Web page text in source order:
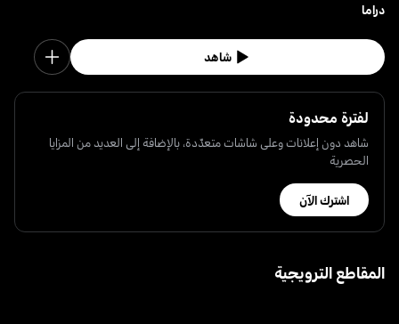
دراما
شاهد
لفترة محدودة
شاهد دون إعلانات وعلى شاشات متعدّدة، بالإضافة إلى العديد من المزايا
الحصرية
اشترك الآن
المقاطع الترويجية